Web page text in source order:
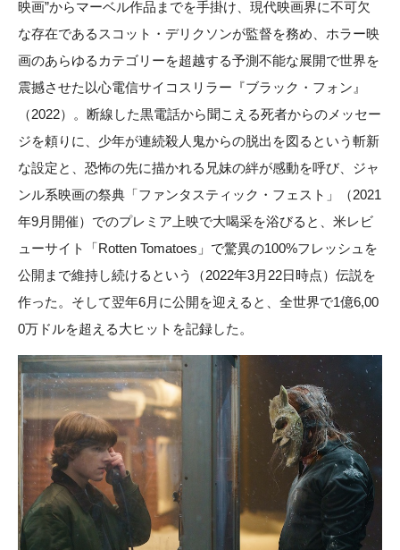
映画”からマーベル作品までを手掛け、現代映画界に不可欠
な存在であるスコット・デリクソンが監督を務め、ホラー映
画のあらゆるカテゴリーを超越する予測不能な展開で世界を
震撼させた以心電信サイコスリラー『ブラック・フォン』
（2022）。断線した黒電話から聞こえる死者からのメッセー
ジを頼りに、少年が連続殺人鬼からの脱出を図るという斬新
な設定と、恐怖の先に描かれる兄妹の絆が感動を呼び、ジャ
ンル系映画の祭典「ファンタスティック・フェスト」（2021
年9月開催）でのプレミア上映で大喝采を浴びると、米レビ
ューサイト「Rotten Tomatoes」で驚異の100%フレッシュを
公開まで維持し続けるという（2022年3月22日時点）伝説を
作った。そして翌年6月に公開を迎えると、全世界で1億6,00
0万ドルを超える大ヒットを記録した。